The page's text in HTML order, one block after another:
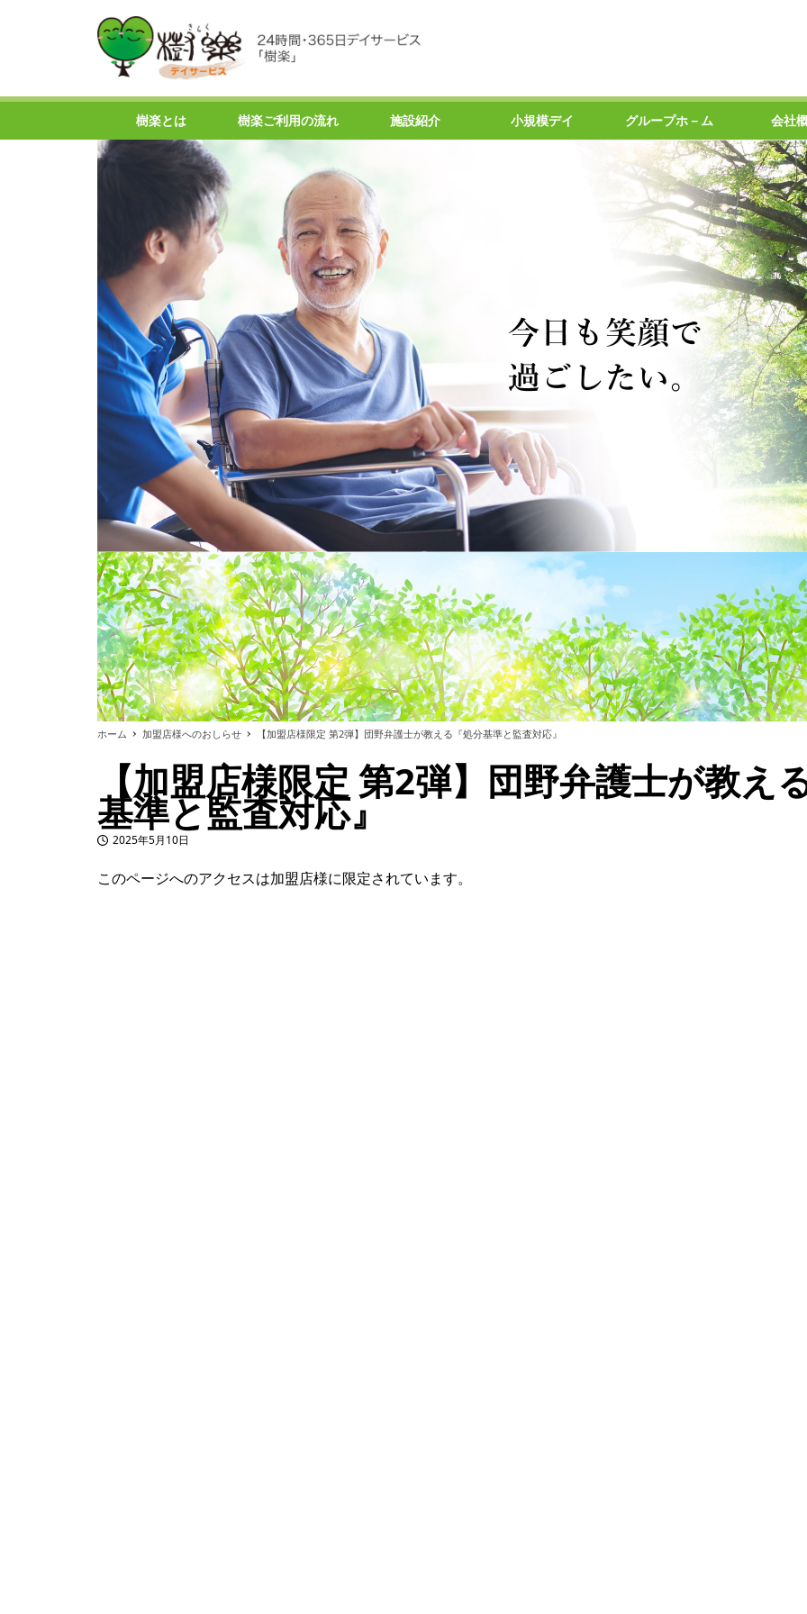
樹楽とは 樹楽ご利用の流れ 施設紹介 小規模デイ グループホ－ム 会社
ホーム 加盟店様へのおしらせ 【加盟店様限定 第2弾】団野弁護士が教える『処分基準と監査対応』
【加盟店様限定 第2弾】団野弁護士が教え
基準と監査対応』
投稿日2025年5月10日
このページへのアクセスは加盟店様に限定されています。